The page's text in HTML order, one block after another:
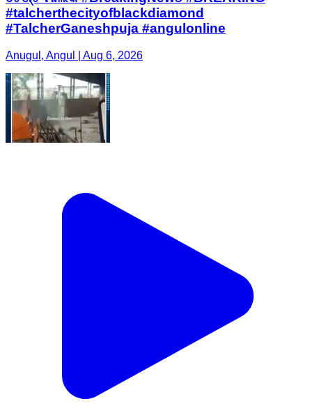
#talcherthecityofblackdiamond
#TalcherGaneshpuja #angulonline
Anugul, Angul | Aug 6, 2026